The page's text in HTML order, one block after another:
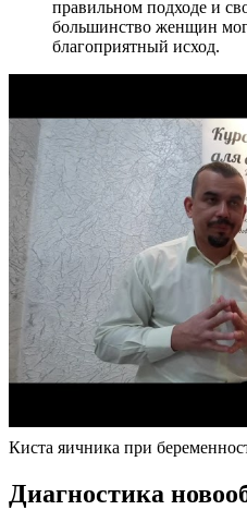
правильном подходе и
большинство женщин
благоприятный исход.
Киста яичника при
Диагностика